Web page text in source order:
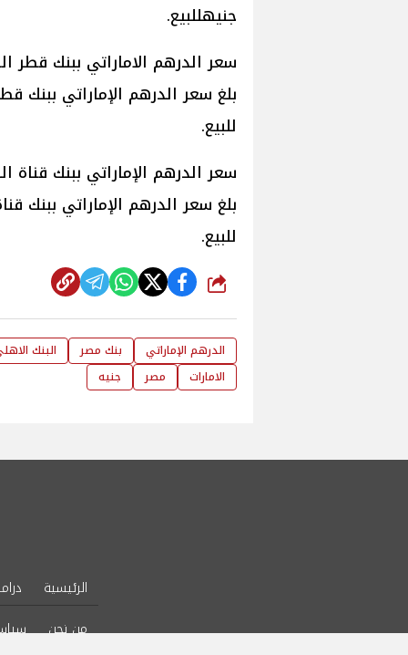
جنيهللبيع.
سعر الدرهم الاماراتي ببنك قطر
للبيع.
سعر الدرهم الإماراتي ببنك
للبيع.
شارك
الدرهم الإماراتي بنك مصر
البنك
الامارات
مصر جنيه
الرئيسية
من نحن